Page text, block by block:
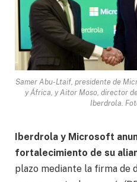
Samer Abu-Ltaif, presidente de
y África, y Aitor Moso, director
Iberdrola.
Iberdrola y Microsoft
fortalecimiento de su
plazo mediante la firma de